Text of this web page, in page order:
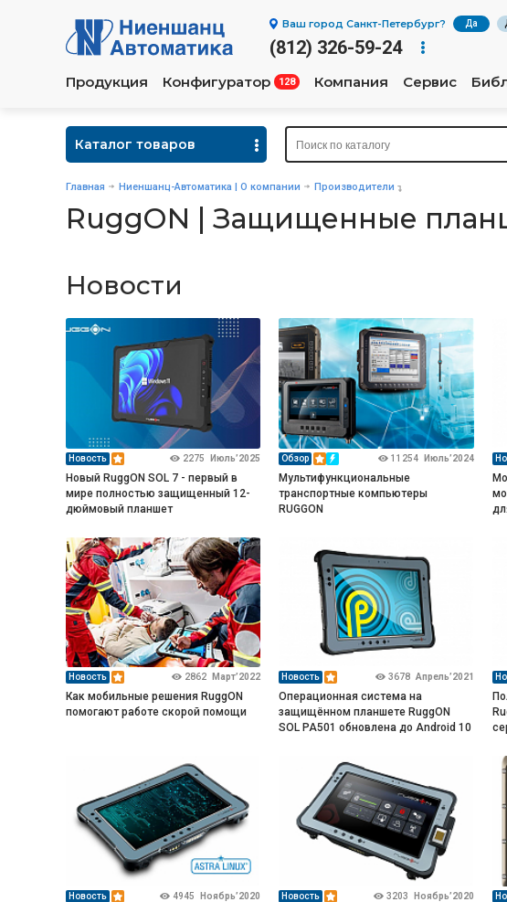
Ваш город Санкт-Петербург? Да
(812) 326-59-24
Продукция Конфигуратор 128 Компания Сервис
Каталог товаров
Главная Ниеншанц-Автоматика | О компании Производители
RuggON | Защищенные
Новости
Новость 2275 Июль’2025
Новый RuggON SOL 7 - первый в
мире полностью защищенный 12-
дюймовый планшет
Обзор 11254 Июль’2024
Мультифункциональные
транспортные компьютеры
RUGGON
Новость 2862 Март’2022
Как мобильные решения RuggON
помогают работе скорой помощи
Новость 3678 Апрель’2021
Операционная система на
защищённом планшете RuggON
SOL PA501 обновлена до Android 10
Новость 4945 Ноябрь’2020 Новость 3203 Ноябрь’2020